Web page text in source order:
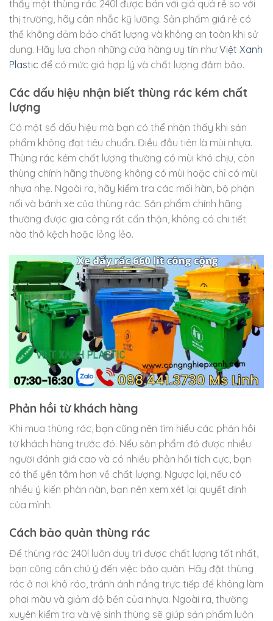
thấy một thùng rác 240l được bán với giá quá rẻ so với
thị trường, hãy cân nhắc kỹ lưỡng. Sản phẩm giá rẻ có
thể không đảm bảo chất lượng và không an toàn khi sử
dụng. Hãy lựa chọn những cửa hàng uy tín nhưViệt Xanh
Plastic để có mức giá hợp lý và chất lượng đảm bảo.
Các dấu hiệu nhận biết thùng rác kém chất
lượng
Có một số dấu hiệu mà bạn có thể nhận thấy khi sản
phẩm không đạt tiêu chuẩn. Điều đầu tiên là mùi nhựa.
Thùng rác kém chất lượng thường có mùi khó chịu, còn
thùng chính hãng thường không có mùi hoặc chỉ có mùi
nhựa nhẹ. Ngoài ra, hãy kiểm tra các mối hàn, bộ phận
nối và bánh xe của thùng rác. Sản phẩm chính hãng
thường được gia công rất cẩn thận, không có chi tiết
nào thô kệch hoặc lỏng lẻo.
Phản hồi từ khách hàng
Khi mua thùng rác, bạn cũng nên tìm hiểu các phản hồi
từ khách hàng trước đó. Nếu sản phẩm đó được nhiều
người đánh giá cao và có nhiều phản hồi tích cực, bạn
có thể yên tâm hơn về chất lượng. Ngược lại, nếu có
nhiều ý kiến phàn nàn, bạn nên xem xét lại quyết định
của mình.
Cách bảo quản thùng rác
Để thùng rác 240l luôn duy trì được chất lượng tốt nhất,
bạn cũng cần chú ý đến việc bảo quản. Hãy đặt thùng
rác ở nơi khô ráo, tránh ánh nắng trực tiếp để không làm
phai màu và giảm độ bền của nhựa. Ngoài ra, thường
xuyên kiểm tra và vệ sinh thùng sẽ giúp sản phẩm luôn